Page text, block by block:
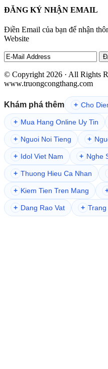
ĐĂNG KÝ NHẬN EMAIL
Điền Email của bạn để nhận
Website
© Copyright 2026 · All Rights
www.truongcongthang.com
Khám phá thêm + Cho
+ Mua Hang Online Uy Tin
+ Nguoi Noi Tieng +
+ Idol Viet Nam + Nghe
+ Thuong Hieu Ca Nhan
+ Kiem Tien Tren Mang
+ Dang Rao Vat + Trang